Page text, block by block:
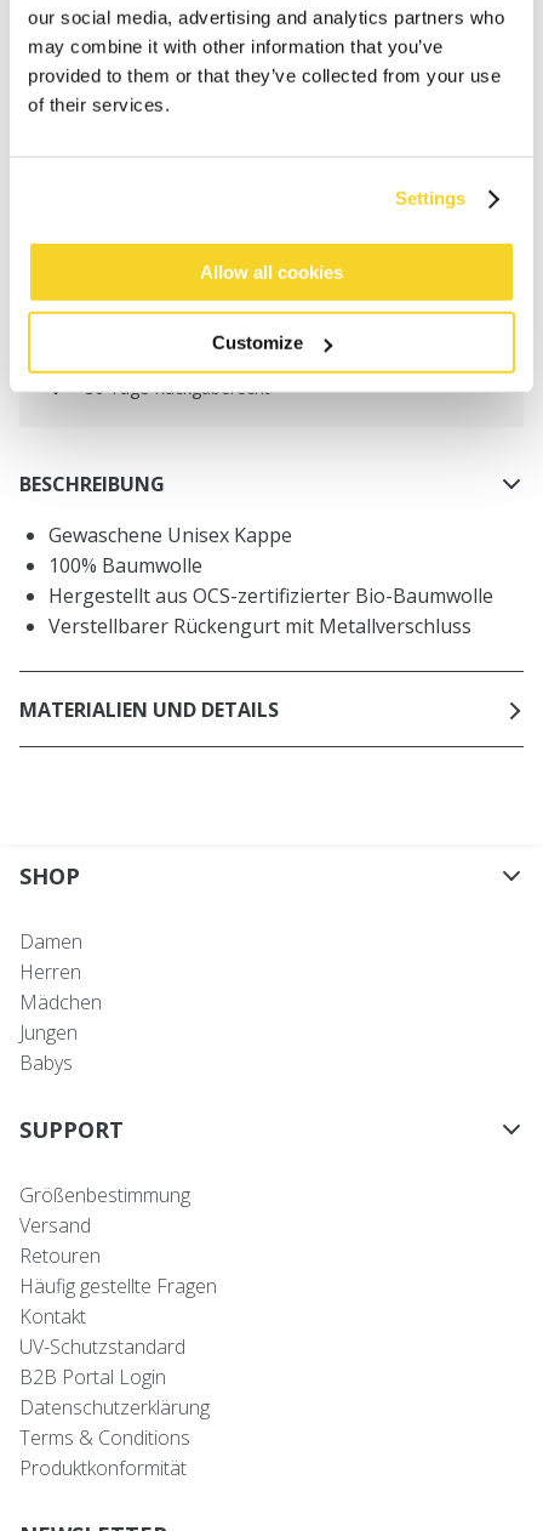
our social media, advertising and analytics partners who
may combine it with other information that you’ve
provided to them or that they’ve collected from your use
of their services.
Settings
Allow all cookies
Customize
IN DEN WARENKORB
Bestellungen, die vor 12 Uhr MEZ (Montag bis
Freitag) bei uns eingehen, werden noch am selben
Kostenlose Lieferung für Bestellungen über 50€
innerhalb Deutschland
30 Tage Rückgaberecht
BESCHREIBUNG
Gewaschene Unisex Kappe
100% Baumwolle
Hergestellt aus OCS-zertifizierter Bio-Baumwolle
Verstellbarer Rückengurt mit Metallverschluss
MATERIALIEN UND DETAILS
SHOP
Damen
Herren
Mädchen
Jungen
Babys
SUPPORT
Größenbestimmung
Versand
Retouren
Häufig gestellte Fragen
Kontakt
UV-Schutzstandard
B2B Portal Login
Datenschutzerklärung
Terms & Conditions
Produktkonformität